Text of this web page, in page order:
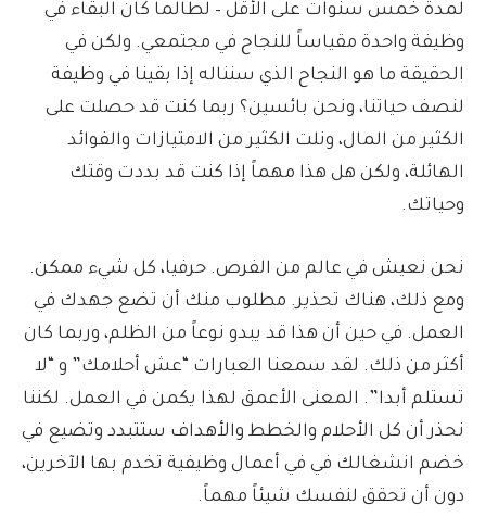
لمدة خمس سنوات على الأقل – لطالما كان البقاء في
وظيفة واحدة مقياساً للنجاح في مجتمعي. ولكن في
الحقيقة ما هو النجاح الذي سنناله إذا بقينا في وظيفة
لنصف حياتنا، ونحن بائسين؟ ربما كنت قد حصلت على
الكثير من المال، ونلت الكثير من الامتيازات والفوائد
الهائلة، ولكن هل هذا مهماً إذا كنت قد بددت وقتك
وحياتك.
نحن نعيش في عالم من الفرص. حرفيا، كل شيء ممكن.
ومع ذلك، هناك تحذير. مطلوب منك أن تضع جهدك في
العمل. في حين أن هذا قد يبدو نوعاً من الظلم، وربما كان
أكثر من ذلك. لقد سمعنا العبارات “عش أحلامك” و “لا
تستلم أبدا”. المعنى الأعمق لهذا يكمن في العمل. لكننا
نحذر أن كل الأحلام والخطط والأهداف ستتبدد وتضيع في
خضم انشغالك في في أعمال وظيفية تخدم بها الآخرين،
دون أن تحقق لنفسك شيئاً مهماً.